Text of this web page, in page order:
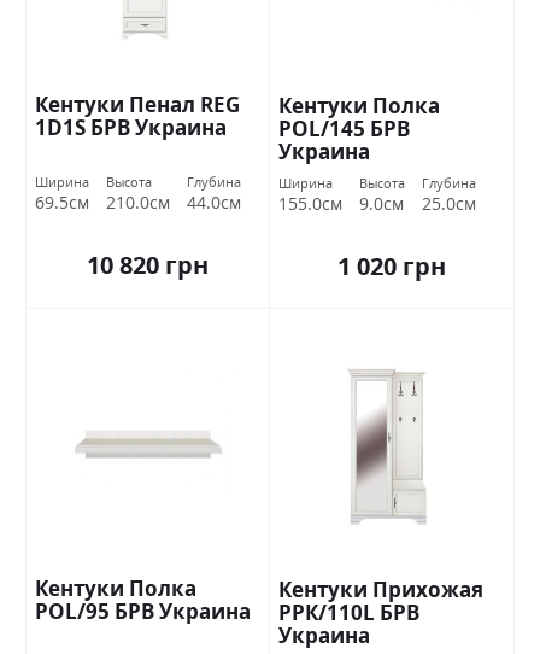
Кентуки Пенал REG
1D1S БРВ Украина
Ширина
69.5см
Высота
210.0см
Глубина
44.0см
10 820 грн
Кентуки Полка
POL/145 БРВ
Украина
Ширина
155.0см
Высота
9.0см
Глубина
25.0см
1 020 грн
Кентуки Полка
POL/95 БРВ Украина
Кентуки Прихожая
РРК/110L БРВ
Украина